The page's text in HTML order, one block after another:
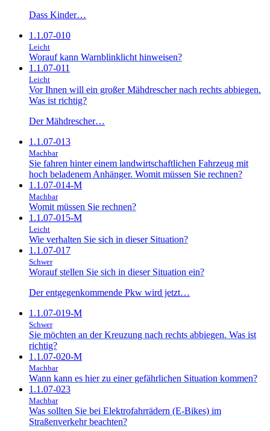
Dass Kinder…
1.1.07-010
Leicht
Worauf kann Warnblinklicht hinweisen?
1.1.07-011
Leicht
Vor Ihnen will ein großer Mähdrescher nach rechts abbiegen.
Was ist richtig?
Der Mähdrescher…
1.1.07-013
Machbar
Sie fahren hinter einem landwirtschaftlichen Fahrzeug mit
hoch beladenem Anhänger. Womit müssen Sie rechnen?
1.1.07-014-M
Machbar
Womit müssen Sie rechnen?
1.1.07-015-M
Leicht
Wie verhalten Sie sich in dieser Situation?
1.1.07-017
Schwer
Worauf stellen Sie sich in dieser Situation ein?
Der entgegenkommende Pkw wird jetzt…
1.1.07-019-M
Schwer
Sie möchten an der Kreuzung nach rechts abbiegen. Was ist
richtig?
1.1.07-020-M
Machbar
Wann kann es hier zu einer gefährlichen Situation kommen?
1.1.07-023
Machbar
Was sollten Sie bei Elektrofahrrädern (E-Bikes) im
Straßenverkehr beachten?